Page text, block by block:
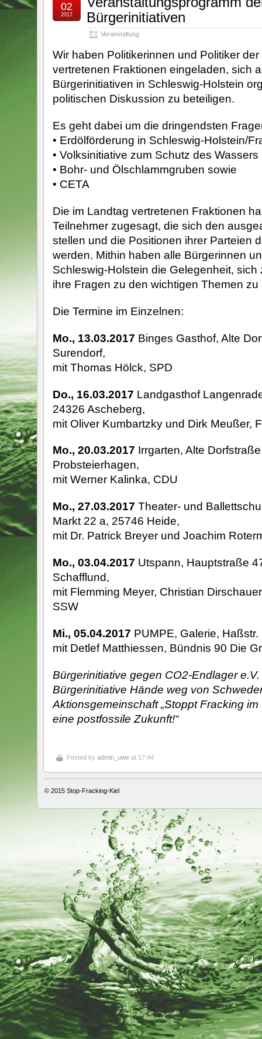
Bürgerinitiativen
Veranstaltung
02
2017
Wir haben Politikerinnen und Politiker
vertretenen Fraktionen eingeladen, sich
Bürgerinitiativen in Schleswig-Holstein
politischen Diskussion zu beteiligen.
Es geht dabei um die dringendsten
• Erdölförderung in Schleswig-Holstein/
• Volksinitiative zum Schutz des Wassers
• Bohr- und Ölschlammgruben sowie
• CETA
Die im Landtag vertretenen Fraktionen
Teilnehmer zugesagt, die sich den
stellen und die Positionen ihrer Parteien
werden. Mithin haben alle Bürgerinnen
Schleswig-Holstein die Gelegenheit, sich
ihre Fragen zu den wichtigen Themen zu
Die Termine im Einzelnen:
Mo., 13.03.2017 Binges Gasthof, Alte
Surendorf,
mit Thomas Hölck, SPD
Do., 16.03.2017 Landgasthof
24326 Ascheberg,
mit Oliver Kumbartzky und Dirk Meußer,
Mo., 20.03.2017 Irrgarten, Alte
Probsteierhagen,
mit Werner Kalinka, CDU
Mo., 27.03.2017 Theater- und
Markt 22 a, 25746 Heide,
mit Dr. Patrick Breyer und Joachim
Mo., 03.04.2017 Utspann, Hauptstraße
Schafflund,
mit Flemming Meyer, Christian
SSW
Mi., 05.04.2017 PUMPE, Galerie,
mit Detlef Matthiessen, Bündnis 90 Die
Bürgerinitiative gegen CO2-Endlager e.V.
Bürgerinitiative Hände weg von
Aktionsgemeinschaft „Stoppt Fracking
eine postfossile Zukunft!“
Posted by admin_uweat 17:44
© 2015 Stop-Fracking-Kiel